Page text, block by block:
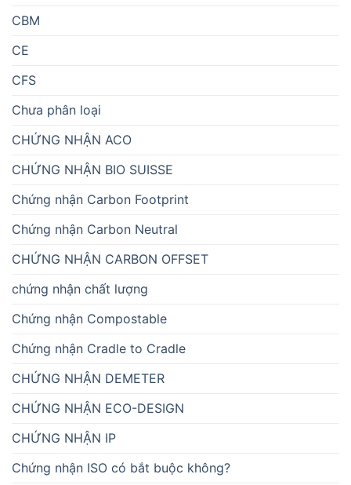
CBM
CE
CFS
Chưa phân loại
CHỨNG NHẬN ACO
CHỨNG NHẬN BIO SUISSE
Chứng nhận Carbon Footprint
Chứng nhận Carbon Neutral
CHỨNG NHẬN CARBON OFFSET
chứng nhận chất lượng
Chứng nhận Compostable
Chứng nhận Cradle to Cradle
CHỨNG NHẬN DEMETER
CHỨNG NHẬN ECO-DESIGN
CHỨNG NHẬN IP
Chứng nhận ISO có bắt buộc không?